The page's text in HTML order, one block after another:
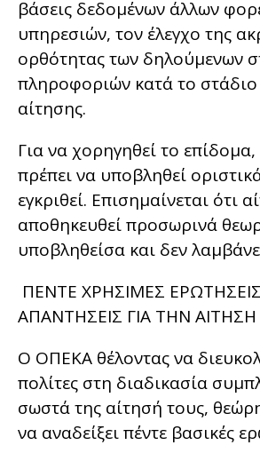
βάσεις δεδομένων άλλων
υπηρεσιών, τον έλεγχο της
ορθότητας των δηλούμενων
πληροφοριών κατά το
αίτησης.
Για να χορηγηθεί το
πρέπει να υποβληθεί
εγκριθεί. Επισημαίνεται ότι
αποθηκευθεί προσωρινά
υποβληθείσα και δεν
ΠΕΝΤΕ ΧΡΗΣΙΜΕΣ
ΑΠΑΝΤΗΣΕΙΣ ΓΙΑ ΤΗΝ ΑΙΤΗΣΗ
Ο ΟΠΕΚΑ θέλοντας να
πολίτες στη διαδικασία
σωστά της αίτησή τους,
να αναδείξει πέντε βασικές